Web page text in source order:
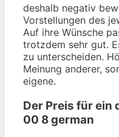
deshalb negativ
Vorstellungen des
Auf ihre Wünsche
trotzdem sehr gut.
zu unterscheiden.
Meinung anderer,
eigene.
Der Preis für ein
00 8 german